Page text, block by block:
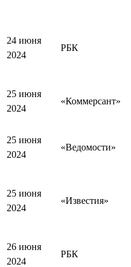
24 июня
2024
РБК
25 июня
2024
«Коммерсант»
25 июня
2024
«Ведомости»
25 июня
2024
«Известия»
26 июня
2024
РБК